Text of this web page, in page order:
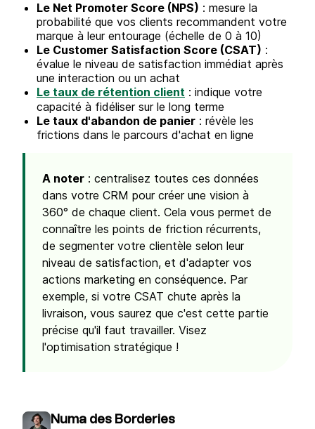
Le Net Promoter Score (NPS) : mesure la
probabilité que vos clients recommandent votre
marque à leur entourage (échelle de 0 à 10)
Le Customer Satisfaction Score (CSAT) :
évalue le niveau de satisfaction immédiat après
une interaction ou un achat
Le taux de rétention client : indique votre
capacité à fidéliser sur le long terme
Le taux d'abandon de panier : révèle les
frictions dans le parcours d'achat en ligne
A noter : centralisez toutes ces données
dans votre CRM pour créer une vision à
360° de chaque client. Cela vous permet de
connaître les points de friction récurrents,
de segmenter votre clientèle selon leur
niveau de satisfaction, et d'adapter vos
actions marketing en conséquence. Par
exemple, si votre CSAT chute après la
livraison, vous saurez que c'est cette partie
précise qu'il faut travailler. Visez
l'optimisation stratégique !
Numa des Borderies